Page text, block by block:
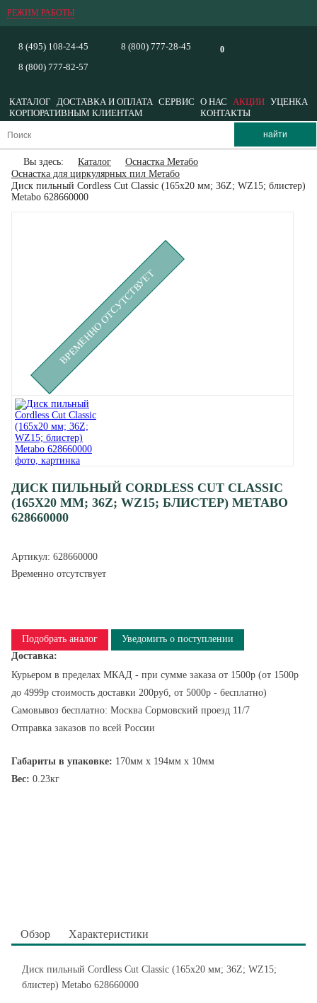
РЕЖИМ РАБОТЫ
0
8 (495) 108-24-45
8 (800) 777-82-57
8 (800) 777-28-45
КАТАЛОГ ДОСТАВКА И ОПЛАТА СЕРВИС О НАС АКЦИИ УЦЕНКА
КОРПОРАТИВНЫМ КЛИЕНТАМ
КОНТАКТЫ
Вы здесь: Каталог
Оснастка Метабо
Оснастка для циркулярных пил Метабо
Диск пильный Cordless Cut Classic (165x20 мм; 36Z; WZ15; блистер)
Metabo 628660000
ВРЕМЕННО ОТСУТСТВУЕТ
ДИСК ПИЛЬНЫЙ CORDLESS CUT CLASSIC
(165X20 ММ; 36Z; WZ15; БЛИСТЕР) METABO
628660000
Артикул: 628660000
Временно отсутствует
Подобрать аналог
Уведомить о поступлении
Доставка:
Курьером в пределах МКАД - при сумме заказа от 1500р (от 1500р
до 4999р стоимость доставки 200руб, от 5000р - бесплатно)
Самовывоз бесплатно: Москва Сормовский проезд 11/7
Отправка заказов по всей России
Габариты в упаковке: 170мм x 194мм x 10мм
Вес: 0.23кг
Обзор Характеристики
Диск пильный Cordless Cut Classic (165x20 мм; 36Z; WZ15;
блистер) Metabo 628660000